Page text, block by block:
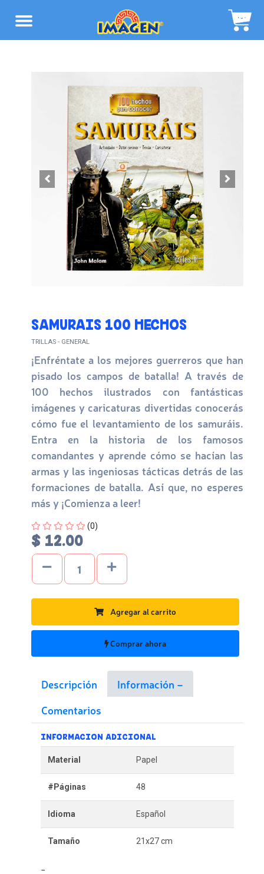
SAMURAIS 100 HECHOS
TRILLAS - GENERAL
¡Enfréntate a los mejores guerreros que han
pisado los campos de batalla! A través de
100 hechos ilustrados con fantásticas
imágenes y caricaturas divertidas conocerás
cómo fue el levantamiento de los samuráis.
Entra en la historia de los famosos
comandantes y aprende cómo se hacían las
armas y las ingeniosas tácticas detrás de las
formaciones de batalla. Así que, no esperes
más y ¡Comienza a leer!
Four out of Five Stars
(0)
$ 12.00
Agregar al carrito
Comprar ahora
Descripción
Información
Comentarios
INFORMACION ADICIONAL
Material Papel
#Páginas 48
Idioma Español
Tamaño 21x27 cm